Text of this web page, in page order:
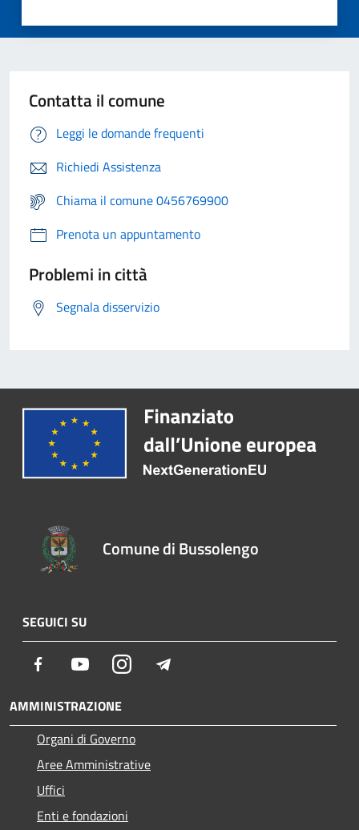
Contatta il comune
Leggi le domande frequenti
Richiedi Assistenza
Chiama il comune 0456769900
Prenota un appuntamento
Problemi in città
Segnala disservizio
Comune di Bussolengo
SEGUICI SU
Facebook YoutubeInstagram
AMMINISTRAZIONE
Organi di Governo
Aree Amministrative
Uffici
Enti e fondazioni